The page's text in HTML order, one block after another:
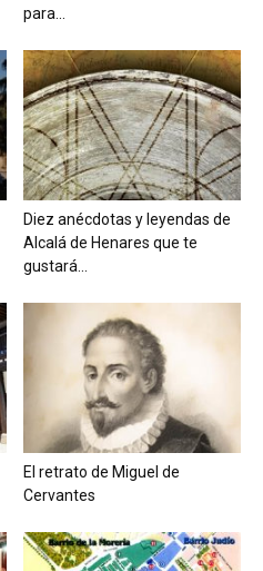
para...
Diez anécdotas y leyendas de
Alcalá de Henares que te
gustará...
El retrato de Miguel de
Cervantes